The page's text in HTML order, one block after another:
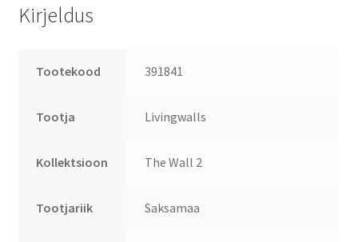
Kirjeldus
Tootekood 391841
Tootja Livingwalls
Kollektsioon The Wall 2
Tootjariik Saksamaa